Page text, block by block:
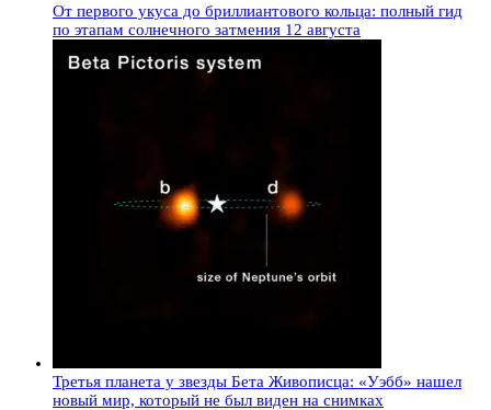
От первого укуса до бриллиантового кольца: полный гид
по этапам солнечного затмения 12 августа
Третья планета у звезды Бета Живописца: «Уэбб» нашел
новый мир, который не был виден на снимках